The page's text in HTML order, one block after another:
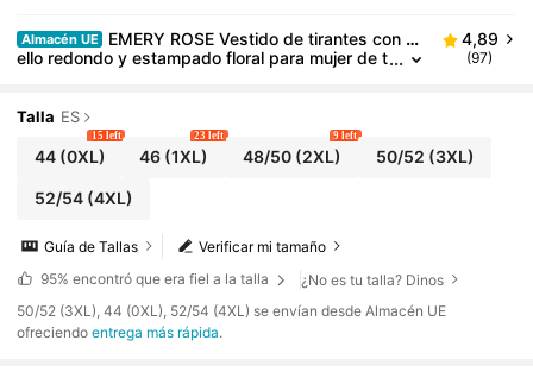
Almacén UE
EMERY ROSE Vestido de tirantes con cu
ello redondo y estampado floral para mujer de t
4,89
(97)
Talla ES
44(0XL)
15 left
46 (1XL)
23 left
48/50(2XL)
9 left
50/52 (3XL)
52/54(4XL)
Verificar mi tamaño
Guía de Tallas
95% encontró que era fiel a la talla
¿No es tu talla? Dinos
​50/52 (3XL), 44 (0XL), 52/54 (4XL) se envían desde Almacén UE
ofreciendoentrega más rápida.